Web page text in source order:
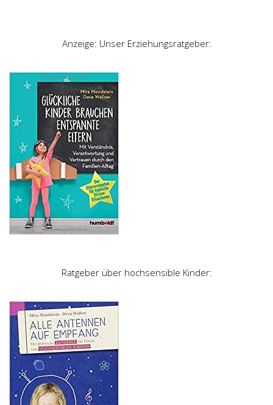
Anzeige: Unser Erziehungsratgeber:
Ratgeber über hochsensible Kinder: